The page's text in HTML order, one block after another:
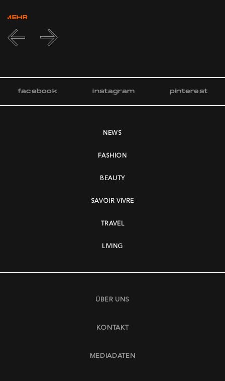
MEHR
facebook instagram pinterest
NEWS
FASHION
BEAUTY
SAVOIR VIVRE
TRAVEL
LIVING
ÜBER UNS
KONTAKT
MEDIADATEN